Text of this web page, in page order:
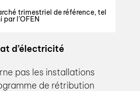
trimestriel de référence, tel
par l’OFEN
d’électricité
pas les installations
de rétribution